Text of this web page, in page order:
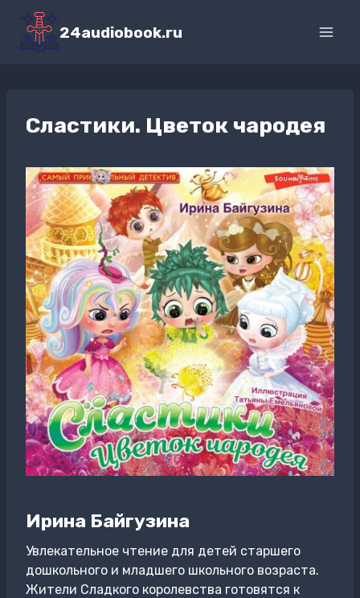
Перейти
содержимому
24audiobook.ru
Сластики. Цветок чародея
Ирина Байгузина
Увлекательное чтение для детей старшего
дошкольного и младшего школьного возраста.
Жители Сладкого королевства готовятся к